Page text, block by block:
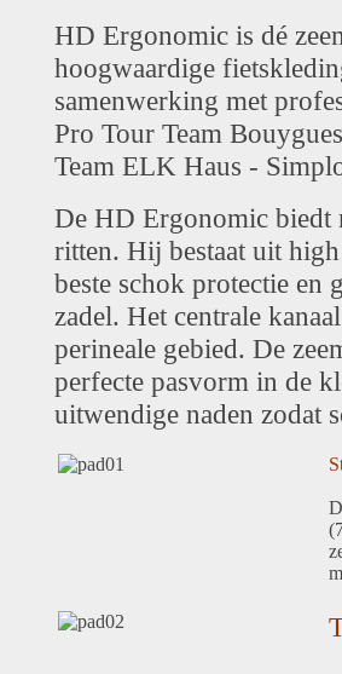
HD Ergonomic is dé
hoogwaardige
samenwerking met
Pro Tour Team
Team ELK Haus -
De HD Ergonomic biedt
ritten. Hij bestaat uit
beste schok protectie en
zadel. Het centrale
perineale gebied. De
perfecte pasvorm in de
uitwendige naden zodat